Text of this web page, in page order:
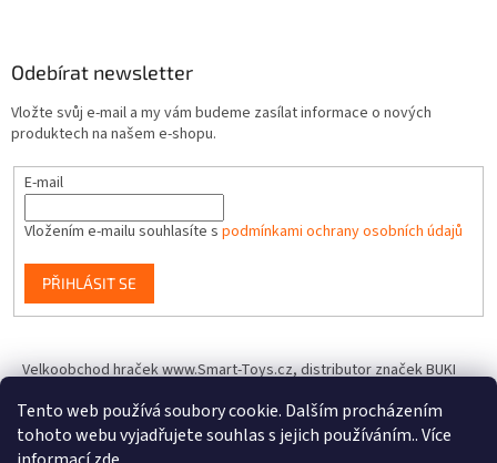
Tento web používá soubory cookie. Dalším procházením
tohoto webu vyjadřujete souhlas s jejich používáním.. Více
Odebírat newsletter
Vložte svůj e-mail a my vám budeme zasílat informace o nových
produktech na našem e-shopu.
E-mail
Vložením e-mailu souhlasíte s podmínkami ochrany osobních údajů
PŘIHLÁSIT SE
Velkoobchod hraček www.Smart-Toys.cz, distributor značek BUKI